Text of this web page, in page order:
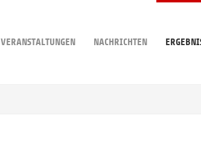
VERANSTALTUNGEN NACHRICHTEN